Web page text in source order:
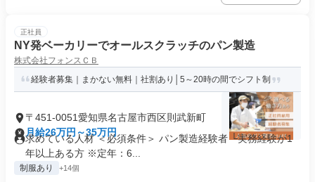
正社員
NY発ベーカリーでオールスクラッチのパン製造
株式会社フォンスＣＢ
経験者募集｜まかない無料｜社割あり│5～20時の間でシフト制
〒451-0051愛知県名古屋市西区則武新町
月給26万円～35万円
求めている人材 ＜必須条件＞ パン製造経験者 └実務経験が1
年以上ある方 ※定年：6...
制服あり +14個